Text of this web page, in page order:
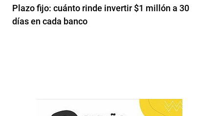
Plazo fijo: cuánto rinde invertir $1 millón a 30
días en cada banco